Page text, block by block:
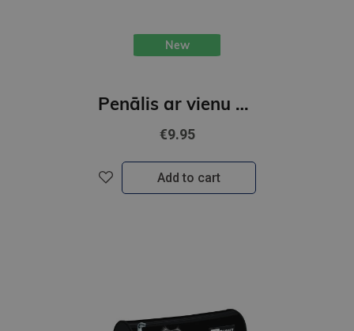
New
Penālis ar vienu nodalījumu, bez priekšmetiem, Be Capy
€9.95
Add to cart